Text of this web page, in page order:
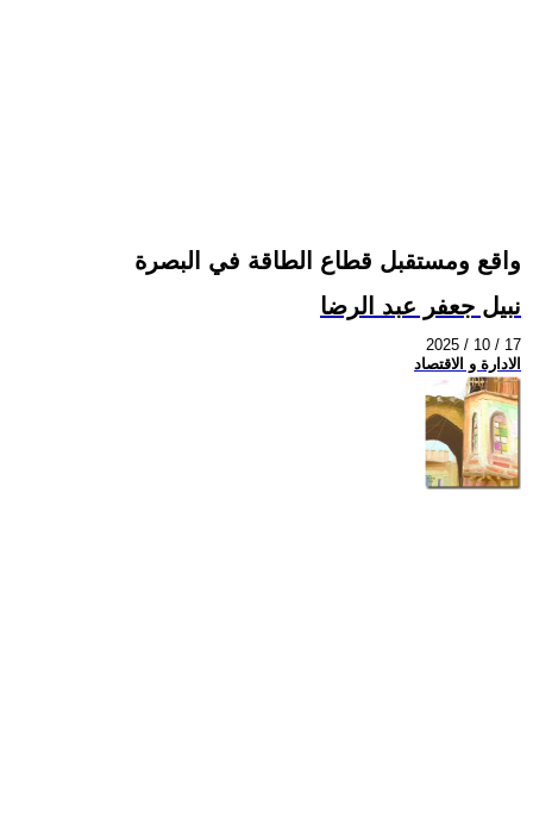
واقع ومستقبل قطاع الطاقة في البصرة
نبيل جعفر عبد الرضا
2025 / 10 / 17
الادارة و الاقتصاد